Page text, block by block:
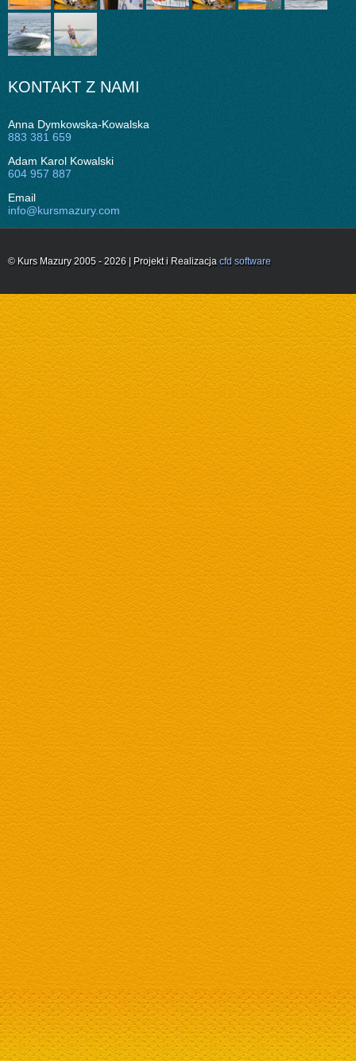
KONTAKT Z NAMI
Anna Dymkowska-Kowalska
883 381 659
Adam Karol Kowalski
604 957 887
Email
info@kursmazury.com
© Kurs Mazury 2005 - 2026 | Projekt i Realizacja cfd software